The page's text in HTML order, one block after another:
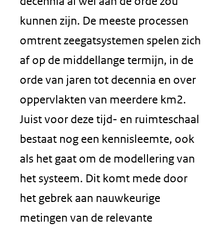
kunnen zijn. De meeste processen
omtrent zeegatsystemen spelen zich
af op de middellange termijn, in de
orde van jaren tot decennia en over
oppervlakten van meerdere km2.
Juist voor deze tijd- en ruimteschaal
bestaat nog een kennisleemte, ook
als het gaat om de modellering van
het systeem. Dit komt mede door
het gebrek aan nauwkeurige
metingen van de relevante